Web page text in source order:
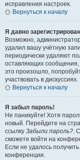
исправления настроек.
Вернуться к началу
Я давно
Возможно,
удалил вашу учётную
периодически удаляют
оставляющих
это произошло,
участвовать в дискуссиях.
Вернуться к началу
Я забыл пароль!
Не паникуйте! Хотя
новый. Перейдите на
ссылку Забыли пароль?.
сможете войти на
Если не удалось
конференции.